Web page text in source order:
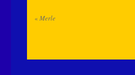
« Merle